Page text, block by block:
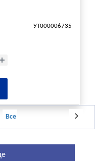
УТ000006735
Все